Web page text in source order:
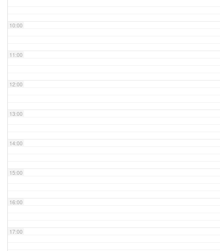
10:00
11:00
12:00
13:00
14:00
15:00
16:00
17:00